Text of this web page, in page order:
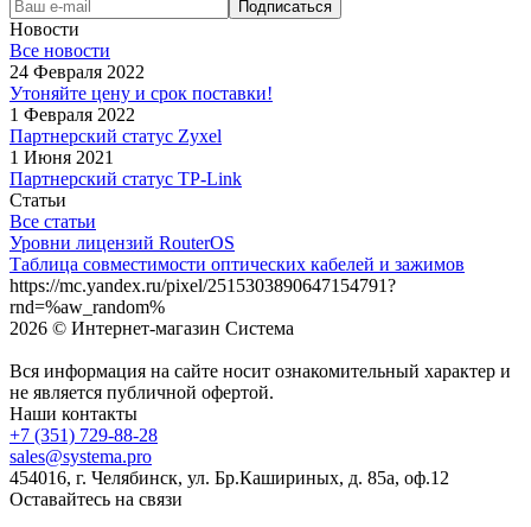
Новости
Все новости
24 Февраля 2022
Утоняйте цену и срок поставки!
1 Февраля 2022
Партнерский статус Zyxel
1 Июня 2021
Партнерский статус TP-Link
Статьи
Все статьи
Уровни лицензий RouterOS
Таблица совместимости оптических кабелей и зажимов
https://mc.yandex.ru/pixel/2515303890647154791?
rnd=%aw_random%
2026 © Интернет-магазин Система
Вся информация на сайте носит ознакомительный характер и
не является публичной офертой.
Наши контакты
+7 (351) 729-88-28
sales@systema.pro
454016, г. Челябинск, ул. Бр.Кашириных, д. 85а, оф.12
Оставайтесь на связи